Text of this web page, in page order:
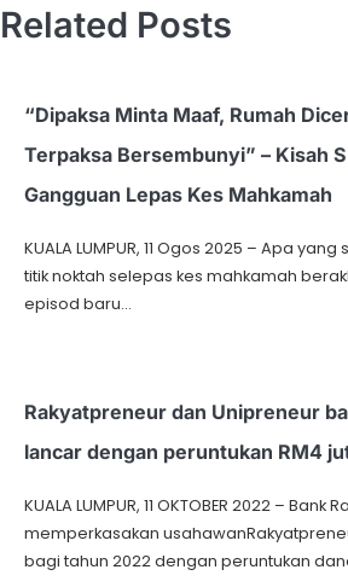
Related Posts
“Dipaksa Minta Maaf, Rumah
Terpaksa Bersembunyi” – Kisah
Gangguan Lepas Kes Mahkamah
KUALA LUMPUR, 11 Ogos 2025 – Apa
titik noktah selepas kes mahkamah
episod baru…
Rakyatpreneur dan Unipreneur
lancar dengan peruntukan RM4
KUALA LUMPUR, 11 OKTOBER 2022 – Bank
memperkasakan
bagi tahun 2022 dengan peruntukan